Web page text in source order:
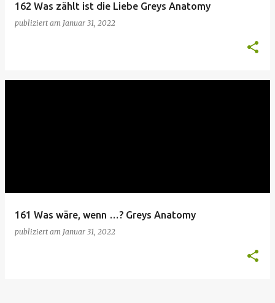
162 Was zählt ist die Liebe Greys Anatomy
publiziert am Januar 31, 2022
161 Was wäre, wenn …? Greys Anatomy
publiziert am Januar 31, 2022